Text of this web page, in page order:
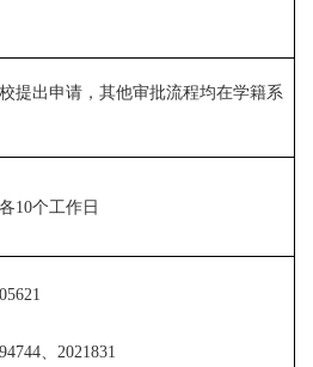
提出申请，其他审批流程均在学籍系
10个工作日
、2021831